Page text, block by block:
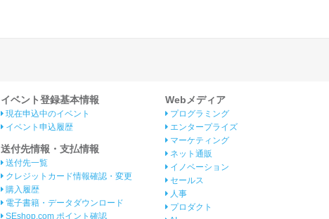
イベント登録基本情報
現在申込中のイベント
イベント申込履歴
送付先情報・支払情報
送付先一覧
クレジットカード情報確認・変更
購入履歴
電子書籍・データダウンロード
SEshop.com ポイント確認
Webメディア
プログラミング
エンタープライズ
マーケティング
ネット通販
イノベーション
セールス
人事
プロダクト